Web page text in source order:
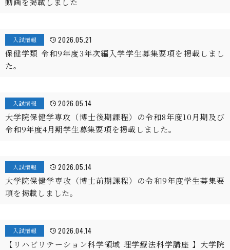
入試情報 2026.05.21
保健学類 令和9年度3年次編入学学生募集要項を掲載しまし
た。
入試情報 2026.05.14
大学院保健学専攻（博士後期課程）の令和8年度10月期及び
令和9年度4月期学生募集要項を掲載しました。
入試情報 2026.05.14
大学院保健学専攻（博士前期課程）の令和9年度学生募集要
項を掲載しました。
入試情報 2026.04.14
【リハビリテーション科学領域 理学療法科学講座 】大学院